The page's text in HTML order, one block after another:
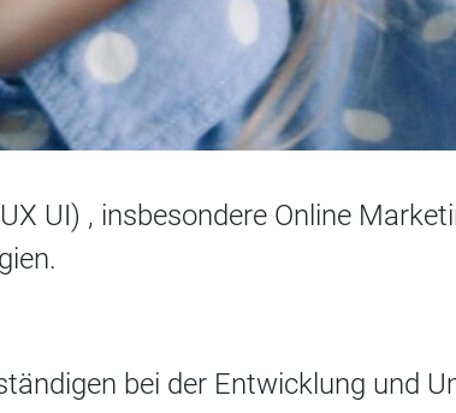
UI) , insbesondere Online
bei der Entwicklung und